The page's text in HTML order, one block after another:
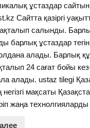
ұстаздар сайтын
Сайтта қазіргі
салынды.
барлық ұстаздар
алады. Барлық
24 сағат бойы
алады. ustaz tilegi
мақсаты
жаңа